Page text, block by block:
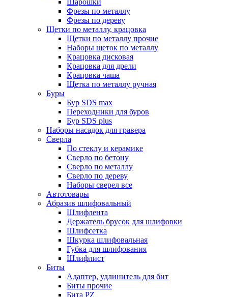
Шарошки
Фрезы по металлу
Фрезы по дереву
Щетки по металлу, крацовка
Щетки по металлу прочие
Наборы щеток по металлу
Крацовка дисковая
Крацовка для дрели
Крацовка чаша
Щетка по металлу ручная
Буры
Бур SDS max
Переходники для буров
Бур SDS plus
Наборы насадок для гравера
Сверла
По стеклу и керамике
Сверло по бетону
Сверло по металлу
Сверло по дереву
Наборы сверел все
Автотовары
Абразив шлифовальный
Шлифлента
Держатель брусок для шлифовки
Шлифсетка
Шкурка шлифовальная
Губка для шлифования
Шлифлист
Биты
Адаптер, удлинитель для бит
Биты прочие
Бита PZ